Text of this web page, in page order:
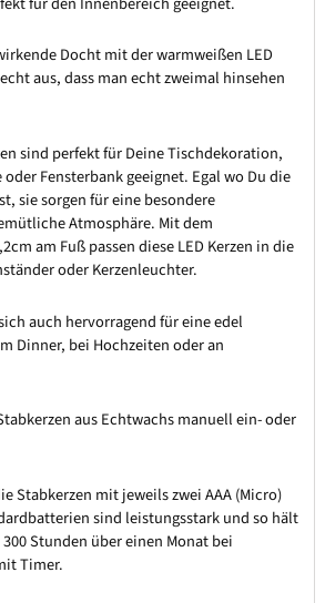
Docht mit der warmweißen LED
aus, dass man echt zweimal hinsehen
sind perfekt für Deine Tischdekoration,
Fensterbank geeignet. Egal wo Du die
sie sorgen für eine besondere
Atmosphäre. Mit dem
am Fuß passen diese LED Kerzen in die
oder Kerzenleuchter.
auch hervorragend für eine edel
Dinner, bei Hochzeiten oder an
aus Echtwachs manuell ein- oder
Stabkerzen mit jeweils zwei AAA (Micro)
sind leistungsstark und so hält
Stunden über einen Monat bei
Timer.